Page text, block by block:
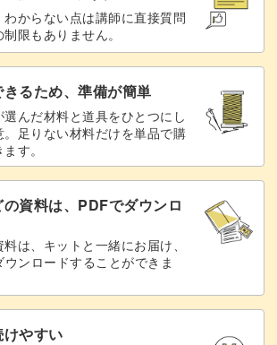
わからない点は講師に直接質問
限もありません。
るため、準備が簡単
んだ材料と道具をひとつにし
足りない材料だけを単品で購
す。
資料は、PDFでダウンロ
は、キットと一緒にお届け、
ンロードすることができま
やすい